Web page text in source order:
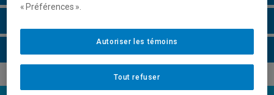
« Préférences ».
Tout refuser
Autoriser les témoins